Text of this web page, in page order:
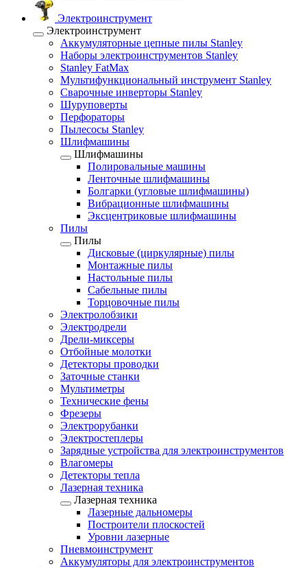
Электроинструмент
Электроинструмент
Аккумуляторные цепные пилы Stanley
Наборы электроинструментов Stanley
Stanley FatMax
Мультифункциональный инструмент Stanley
Сварочные инверторы Stanley
Шуруповерты
Перфораторы
Пылесосы Stanley
Шлифмашины
Шлифмашины
Полировальные машины
Ленточные шлифмашины
Болгарки (угловые шлифмашины)
Вибрационные шлифмашины
Эксцентриковые шлифмашины
Пилы
Пилы
Дисковые (циркулярные) пилы
Монтажные пилы
Настольные пилы
Сабельные пилы
Торцовочные пилы
Электролобзики
Электродрели
Дрели-миксеры
Отбойные молотки
Детекторы проводки
Заточные станки
Мультиметры
Технические фены
Фрезеры
Электрорубанки
Электростеплеры
Зарядные устройства для электроинструментов
Влагомеры
Детекторы тепла
Лазерная техника
Лазерная техника
Лазерные дальномеры
Построители плоскостей
Уровни лазерные
Пневмоинструмент
Аккумуляторы для электроинструментов